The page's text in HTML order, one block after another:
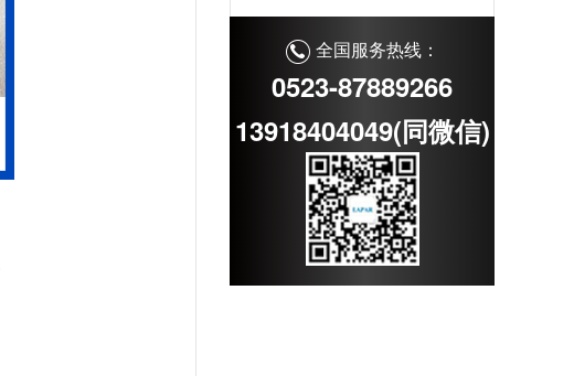
全国服务热线：
0523-87889266
13918404049(同微信)